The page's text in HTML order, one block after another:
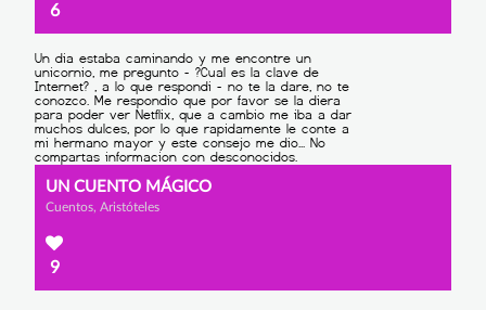
6
UN CUENTO MÁGICO
Cuentos, Aristóteles
9